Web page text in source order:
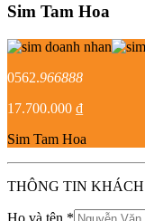
Sim Tam Hoa
0562.966888
17.700.000 ₫
Sim Tam Hoa
THÔNG TIN
Họ và tên *